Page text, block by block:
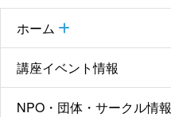
ホーム
講座イベント情報
NPO・団体・サークル情報